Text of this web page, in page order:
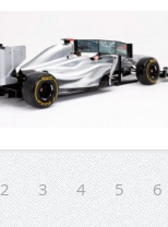
2 3 4 5 6